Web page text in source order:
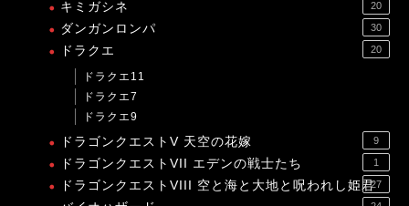
キミガシネ 20
ダンガンロンパ 30
ドラクエ 20
ドラクエ11
ドラクエ7
ドラクエ9
ドラゴンクエストV 天空の花嫁 9
ドラゴンクエストVII エデンの戦士たち 1
ドラゴンクエストVIII 空と海と大地と呪われし姫君27